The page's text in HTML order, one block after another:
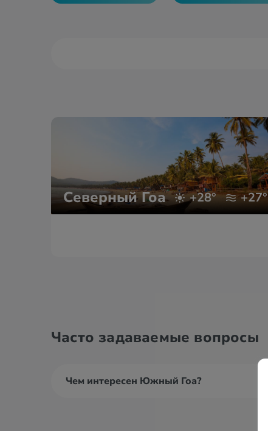
Северный Гоа +28° +27°
Часто задаваемые вопросы
Чем интересен Южный Гоа?